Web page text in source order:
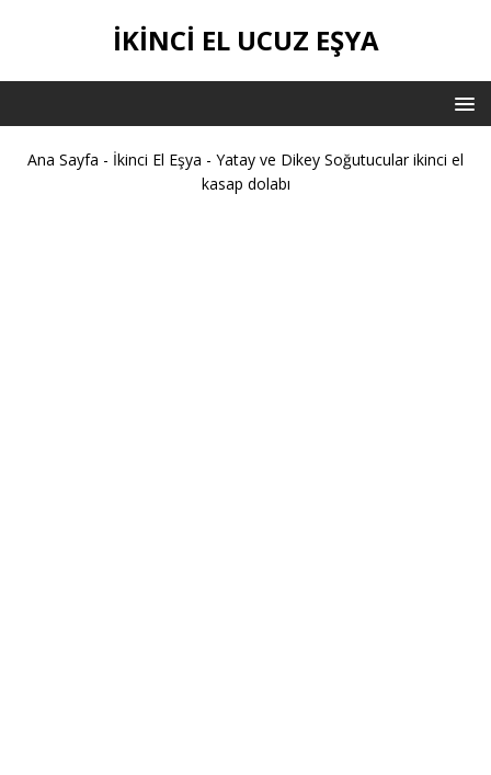
İKİNCİ EL UCUZ EŞYA
Ana Sayfa - İkinci El Eşya - Yatay ve Dikey Soğutucular ikinci el
kasap dolabı